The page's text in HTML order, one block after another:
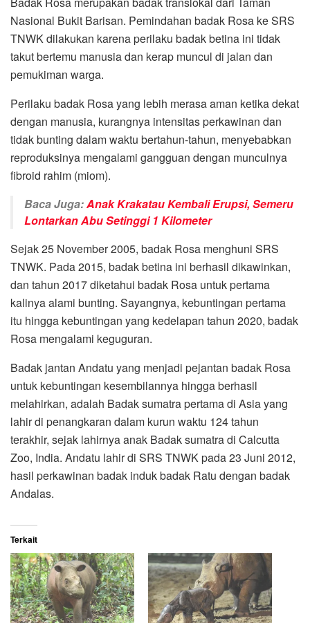
Nasional Bukit Barisan. Pemindahan badak Rosa ke SRS
TNWK dilakukan karena perilaku badak betina ini tidak
takut bertemu manusia dan kerap muncul di jalan dan
pemukiman warga.
Perilaku badak Rosa yang lebih merasa aman ketika dekat
dengan manusia, kurangnya intensitas perkawinan dan
tidak bunting dalam waktu bertahun-tahun, menyebabkan
reproduksinya mengalami gangguan dengan munculnya
fibroid rahim (miom).
Baca Juga:Anak Krakatau Kembali Erupsi, Semeru
Lontarkan Abu Setinggi 1 Kilometer
Sejak 25 November 2005, badak Rosa menghuni SRS
TNWK. Pada 2015, badak betina ini berhasil dikawinkan,
dan tahun 2017 diketahui badak Rosa untuk pertama
kalinya alami bunting. Sayangnya, kebuntingan pertama
itu hingga kebuntingan yang kedelapan tahun 2020, badak
Rosa mengalami keguguran.
Badak jantan Andatu yang menjadi pejantan badak Rosa
untuk kebuntingan kesembilannya hingga berhasil
melahirkan, adalah Badak sumatra pertama di Asia yang
lahir di penangkaran dalam kurun waktu 124 tahun
terakhir, sejak lahirnya anak Badak sumatra di Calcutta
Zoo, India. Andatu lahir di SRS TNWK pada 23 Juni 2012,
hasil perkawinan badak induk badak Ratu dengan badak
Andalas.
Terkait